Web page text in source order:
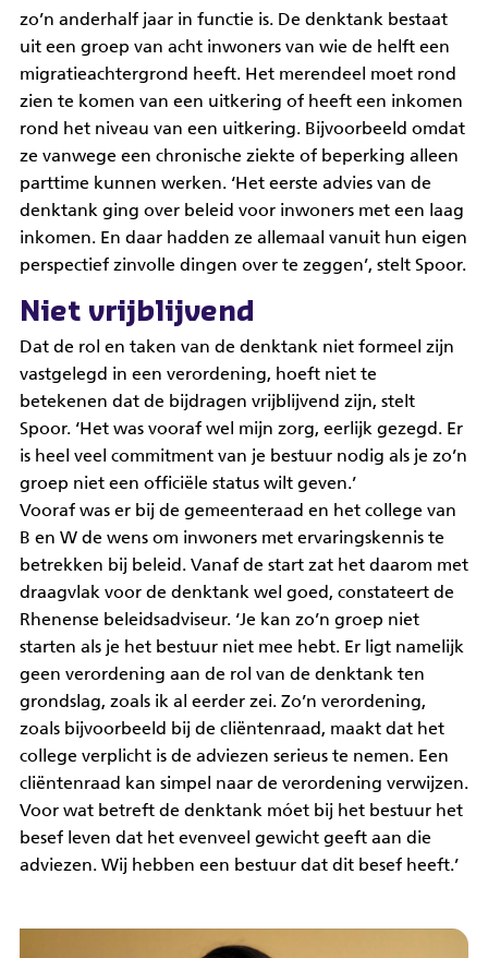
zo’n anderhalf jaar in functie is. De denktank bestaat
uit een groep van acht inwoners van wie de helft een
migratieachtergrond heeft. Het merendeel moet rond
zien te komen van een uitkering of heeft een inkomen
rond het niveau van een uitkering. Bijvoorbeeld omdat
ze vanwege een chronische ziekte of beperking alleen
parttime kunnen werken. ‘Het eerste advies van de
denktank ging over beleid voor inwoners met een laag
inkomen. En daar hadden ze allemaal vanuit hun eigen
perspectief zinvolle dingen over te zeggen’, stelt Spoor.
Niet vrijblijvend
Dat de rol en taken van de denktank niet formeel zijn
vastgelegd in een verordening, hoeft niet te
betekenen dat de bijdragen vrijblijvend zijn, stelt
Spoor. ‘Het was vooraf wel mijn zorg, eerlijk gezegd. Er
is heel veel commitment van je bestuur nodig als je zo’n
groep niet een officiële status wilt geven.’
Vooraf was er bij de gemeenteraad en het college van
B en W de wens om inwoners met ervaringskennis te
betrekken bij beleid. Vanaf de start zat het daarom met
draagvlak voor de denktank wel goed, constateert de
Rhenense beleidsadviseur. ‘Je kan zo’n groep niet
starten als je het bestuur niet mee hebt. Er ligt namelijk
geen verordening aan de rol van de denktank ten
grondslag, zoals ik al eerder zei. Zo’n verordening,
zoals bijvoorbeeld bij de cliëntenraad, maakt dat het
college verplicht is de adviezen serieus te nemen. Een
cliëntenraad kan simpel naar de verordening verwijzen.
Voor wat betreft de denktank móet bij het bestuur het
besef leven dat het evenveel gewicht geeft aan die
adviezen. Wij hebben een bestuur dat dit besef heeft.’